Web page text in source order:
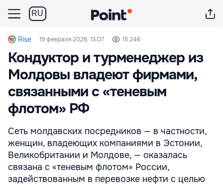
RU
Rise 19 февраля 2026, 13:07 15 246
Кондуктор и турменеджер из
Молдовы владеют фирмами,
связанными с «теневым
флотом» РФ
Сеть молдавских посредников — в частности,
женщин, владеющих компаниями в Эстонии,
Великобритании и Молдове, — оказалась
связана с «теневым флотом» России,
задействованным в перевозке нефти с целью